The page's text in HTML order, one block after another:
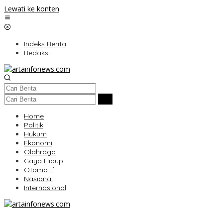
Lewati ke konten
Indeks Berita
Redaksi
Home
Politik
Hukum
Ekonomi
Olahraga
Gaya Hidup
Otomotif
Nasional
Internasional